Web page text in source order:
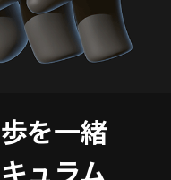
を一緒
ュラム